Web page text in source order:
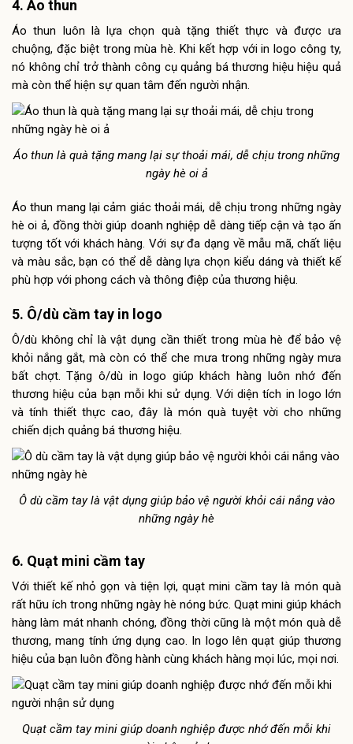
4. Áo thun
Áo thun luôn là lựa chọn quà tặng thiết thực và được ưa
chuộng, đặc biệt trong mùa hè. Khi kết hợp với in logo công ty,
nó không chỉ trở thành công cụ quảng bá thương hiệu hiệu quả
mà còn thể hiện sự quan tâm đến người nhận.
Áo thun là quà tặng mang lại sự thoải mái, dễ chịu trong những
ngày hè oi ả
Áo thun mang lại cảm giác thoải mái, dễ chịu trong những ngày
hè oi ả, đồng thời giúp doanh nghiệp dễ dàng tiếp cận và tạo ấn
tượng tốt với khách hàng. Với sự đa dạng về mẫu mã, chất liệu
và màu sắc, bạn có thể dễ dàng lựa chọn kiểu dáng và thiết kế
phù hợp với phong cách và thông điệp của thương hiệu.
5. Ô/dù cầm tay in logo
Ô/dù không chỉ là vật dụng cần thiết trong mùa hè để bảo vệ
khỏi nắng gắt, mà còn có thể che mưa trong những ngày mưa
bất chợt. Tặng ô/dù in logo giúp khách hàng luôn nhớ đến
thương hiệu của bạn mỗi khi sử dụng. Với diện tích in logo lớn
và tính thiết thực cao, đây là món quà tuyệt vời cho những
chiến dịch quảng bá thương hiệu.
Ô dù cầm tay là vật dụng giúp bảo vệ người khỏi cái nắng vào
những ngày hè
6. Quạt mini cầm tay
Với thiết kế nhỏ gọn và tiện lợi, quạt mini cầm tay là món quà
rất hữu ích trong những ngày hè nóng bức. Quạt mini giúp khách
hàng làm mát nhanh chóng, đồng thời cũng là một món quà dễ
thương, mang tính ứng dụng cao. In logo lên quạt giúp thương
hiệu của bạn luôn đồng hành cùng khách hàng mọi lúc, mọi nơi.
Quạt cầm tay mini giúp doanh nghiệp được nhớ đến mỗi khi